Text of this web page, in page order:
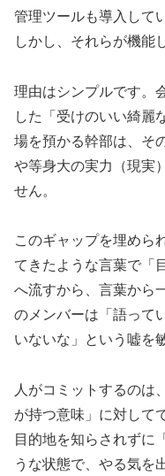
管理ツールも導入して
しかし、それらが機能
理由はシンプルです。
した「受けのいい綺麗
場を預かる幹部は、そ
や等身大の実力（現実
せん。
このギャップを埋めら
てきたような言葉で「
へ流すから、言葉から
のメンバーは「語って
いないな」という嘘を
人がコミットするのは
が持つ意味」に対して
目的地を知らされずに
うな状態で、やる気を